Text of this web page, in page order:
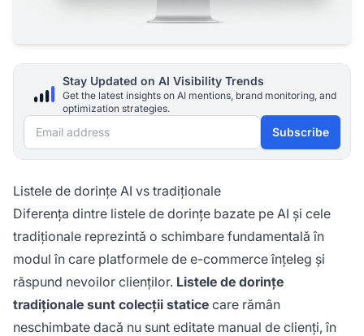
Stay Updated on AI Visibility Trends
Get the latest insights on AI mentions, brand monitoring, and
optimization strategies.
Email address Subscribe
Listele de dorințe AI vs tradiționale
Diferența dintre listele de dorințe bazate pe AI și cele
tradiționale reprezintă o schimbare fundamentală în
modul în care platformele de e-commerce înțeleg și
răspund nevoilor clienților. Listele de dorințe
tradiționale sunt colecții statice care rămân
neschimbate dacă nu sunt editate manual de clienți, în